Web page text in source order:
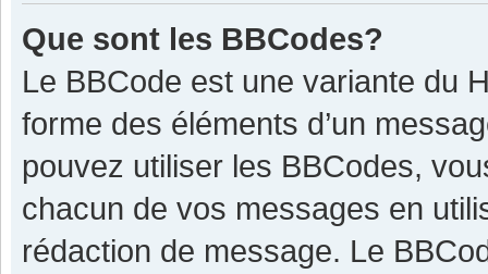
Que sont les BBCodes?
Le BBCode est une variante du
forme des éléments d’un
pouvez utiliser les BBCodes,
chacun de vos messages en
rédaction de message. Le